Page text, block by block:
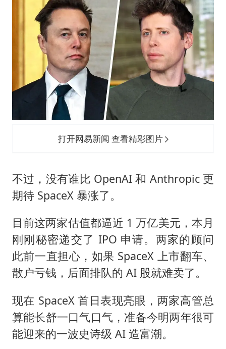
打开网易新闻 查看精彩图片
不过，没有谁比 OpenAI 和 Anthropic 更
期待 SpaceX 暴涨了。
目前这两家估值都逼近 1 万亿美元，本月
刚刚秘密递交了 IPO 申请。两家的顾问
此前一直担心，如果 SpaceX 上市翻车、
散户亏钱，后面排队的 AI 股就难卖了。
现在 SpaceX 首日表现亮眼，两家高管总
算能长舒一口气口气，准备今明两年很可
能迎来的一波史诗级 AI 造富潮。